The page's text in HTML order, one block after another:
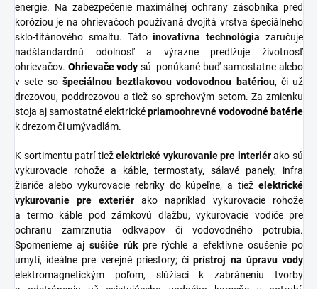
energie. Na zabezpečenie maximálnej ochrany zásobníka pred
koróziou je na ohrievačoch používaná dvojitá vrstva špeciálneho
sklo-titánového smaltu. Tátoinovatívna technológia zaručuje
nadštandardnú odolnosť a výrazne predlžuje životnosť
ohrievačov. Ohrievače vody sú ponúkané buď samostatne alebo
v sete so špeciálnou beztlakovou vodovodnou batériou, či už
drezovou, poddrezovou a tiež so sprchovým setom. Za zmienku
stoja aj samostatné elektricképriamoohrevnévodovodné batérie
k drezom či umývadlám.
K sortimentu patrí tieželektrické vykurovanie pre interiérako sú
vykurovacie rohože a káble, termostaty, sálavé panely, infra
žiariče alebo vykurovacie rebríky do kúpeľne, a tiež elektrické
vykurovanie pre exteriér ako napríklad vykurovacie rohože
a termo káble pod zámkovú dlažbu, vykurovacie vodiče pre
ochranu zamrznutia odkvapov či vodovodného potrubia.
Spomenieme aj sušiče rúkpre rýchle a efektívne osušenie po
umytí, ideálne pre verejné priestory; čiprístroj na úpravu vody
elektromagnetickým poľom, slúžiaci k zabráneniu tvorby